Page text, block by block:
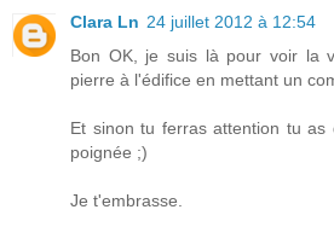
Clara Ln 24 juillet 2012 à 12:54
Bon OK, je suis là pour voir la
pierre à l'édifice en mettant un
Et sinon tu ferras attention tu as
poignée ;)
Je t'embrasse.